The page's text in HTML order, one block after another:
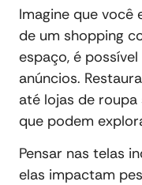
Imagine que você
de um shopping
espaço, é
anúncios.
até lojas de
que podem
Pensar nas telas
elas impactam